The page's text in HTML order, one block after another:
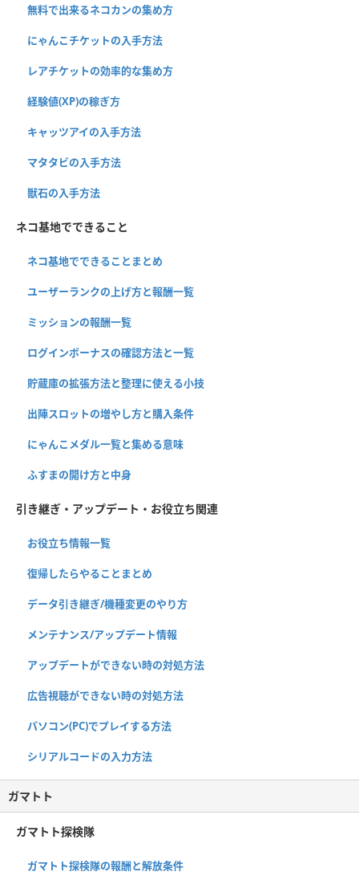
無料で出来るネコカンの集め方
にゃんこチケットの入手方法
レアチケットの効率的な集め方
経験値(XP)の稼ぎ方
キャッツアイの入手方法
マタタビの入手方法
獣石の入手方法
ネコ基地でできること
ネコ基地でできることまとめ
ユーザーランクの上げ方と報酬一覧
ミッションの報酬一覧
ログインボーナスの確認方法と一覧
貯蔵庫の拡張方法と整理に使える小技
出陣スロットの増やし方と購入条件
にゃんこメダル一覧と集める意味
ふすまの開け方と中身
引き継ぎ・アップデート・お役立ち関連
お役立ち情報一覧
復帰したらやることまとめ
データ引き継ぎ/機種変更のやり方
メンテナンス/アップデート情報
アップデートができない時の対処方法
広告視聴ができない時の対処方法
パソコン(PC)でプレイする方法
シリアルコードの入力方法
ガマトト
ガマトト探検隊
ガマトト探検隊の報酬と解放条件